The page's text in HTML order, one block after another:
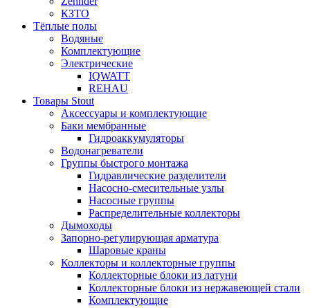
КЗТО
Тёплые полы
Водяные
Комплектующие
Электрические
IQWATT
REHAU
Товары Stout
Аксессуары и комплектующие
Баки мембранные
Гидроаккумуляторы
Водонагреватели
Группы быстрого монтажа
Гидравлические разделители
Насосно-смесительные узлы
Насосные группы
Распределительные коллекторы
Дымоходы
Запорно-регулирующая арматура
Шаровые краны
Коллекторы и коллекторные группы
Коллекторные блоки из латуни
Коллекторные блоки из нержавеющей стали
Комплектующие